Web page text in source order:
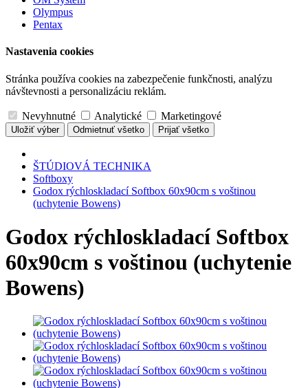
Olympus
Pentax
Nastavenia cookies
Stránka používa cookies na zabezpečenie funkčnosti, analýzu
návštevnosti a personalizáciu reklám.
Nevyhnutné Analytické Marketingové
Uložiť výber Odmietnuť všetko Prijať všetko
ŠTÚDIOVÁ TECHNIKA
Softboxy
Godox rýchloskladací Softbox 60x90cm s voštinou
(uchytenie Bowens)
Godox rýchloskladací Softbox
60x90cm s voštinou (uchytenie
Bowens)